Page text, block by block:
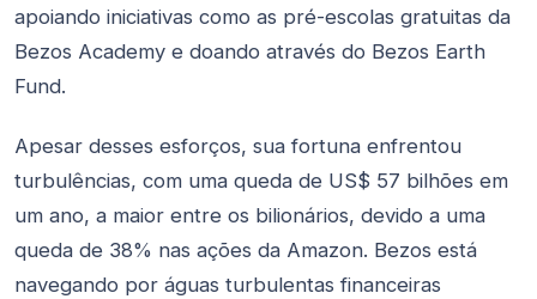
apoiando iniciativas como as pré-escolas gratuitas da
Bezos Academy e doando através do Bezos Earth
Fund.
Apesar desses esforços, sua fortuna enfrentou
turbulências, com uma queda de US$ 57 bilhões em
um ano, a maior entre os bilionários, devido a uma
queda de 38% nas ações da Amazon. Bezos está
navegando por águas turbulentas financeiras